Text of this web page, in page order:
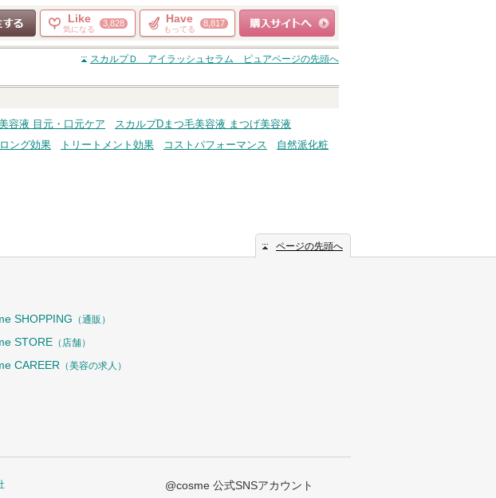
ミする
Like
気になる
3,828 Have
もってる
8,817
ショッピングサイト
へ
スカルプＤ アイラッシュセラム ピュアページの先頭へ
容液 目元・口元ケア
スカルプDまつ毛美容液 まつげ美容液
ロング効果 トリートメント効果 コストパフォーマンス
自然派化粧
ページの先頭へ
SHOPPING （通販）
STORE （店舗）
CAREER （美容の求人）
@cosme 公式SNSアカウント